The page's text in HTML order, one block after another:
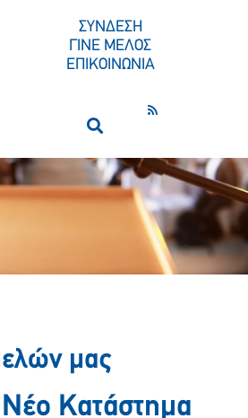
ΣΥΝΔΕΣΗ
ΓΙΝΕ ΜΕΛΟΣ
ΕΠΙΚΟΙΝΩΝΙΑ
μας
Κατάστημα